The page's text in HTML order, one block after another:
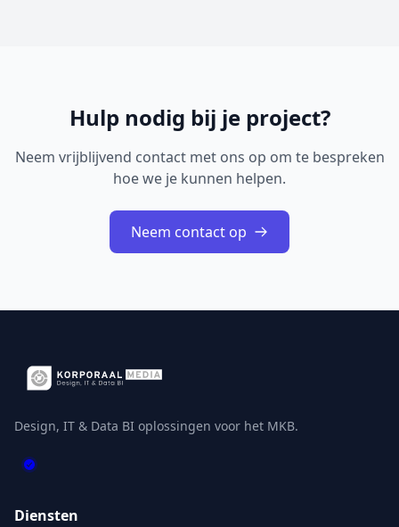
Hulp nodig bij je project?
Neem vrijblijvend contact met ons op om te bespreken
hoe we je kunnen helpen.
Neem contact op
Design, IT & Data BI oplossingen voor het MKB.
Diensten